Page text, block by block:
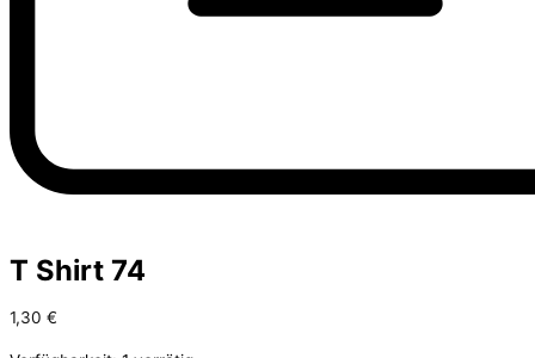
T Shirt 74
1,30 €